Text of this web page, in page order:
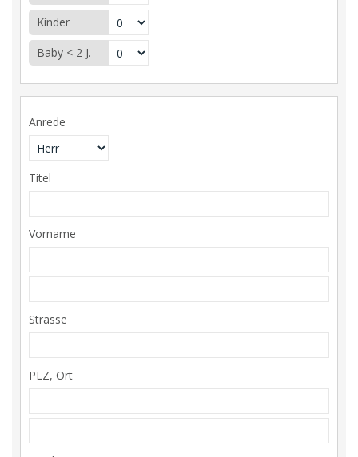
Kinder
Baby < 2 J.
Anrede
Titel
Vorname
Strasse
PLZ, Ort